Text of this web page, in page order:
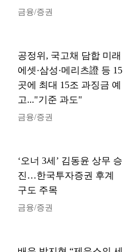
금융/증권
공정위, 국고채 담합 미래
에셋·삼성·메리츠證 등 15
곳에 최대 15조 과징금 예
고..."기준 과도"
금융/증권
‘오너 3세’ 김동윤 상무 승
진…한국투자증권 후계
구도 주목
금융/증권